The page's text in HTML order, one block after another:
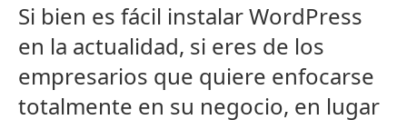
Si bien es fácil instalar WordPress
en la actualidad, si eres de los
empresarios que quiere enfocarse
totalmente en su negocio, en lugar